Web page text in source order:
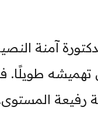
آمنة
تهميشه طويلًا.
رفيعة